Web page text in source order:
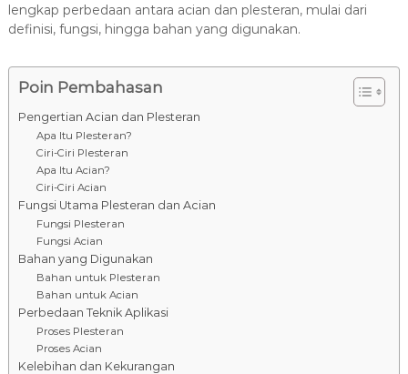
lengkap perbedaan antara acian dan plesteran, mulai dari
definisi, fungsi, hingga bahan yang digunakan.
Poin Pembahasan
Pengertian Acian dan Plesteran
Apa Itu Plesteran?
Ciri-Ciri Plesteran
Apa Itu Acian?
Ciri-Ciri Acian
Fungsi Utama Plesteran dan Acian
Fungsi Plesteran
Fungsi Acian
Bahan yang Digunakan
Bahan untuk Plesteran
Bahan untuk Acian
Perbedaan Teknik Aplikasi
Proses Plesteran
Proses Acian
Kelebihan dan Kekurangan